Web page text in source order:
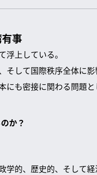
事
上している。
そして国際秩序全体に
にも密接に関わる問題
か？
学的、歴史的、そして